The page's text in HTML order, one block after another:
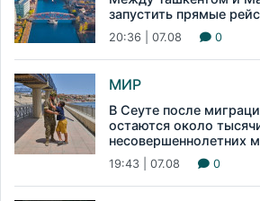
запустить прямые
20:36 | 07.08 0
МИР
В Сеуте после
остаются около
несовершеннолетних
19:43 | 07.08 0